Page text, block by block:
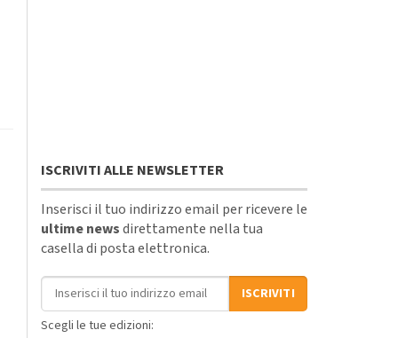
ISCRIVITI ALLE NEWSLETTER
Inserisci il tuo indirizzo email per ricevere le
ultime newsdirettamente nella tua
casella di posta elettronica.
Indirizzo email
ISCRIVITI
Scegli le tue edizioni: